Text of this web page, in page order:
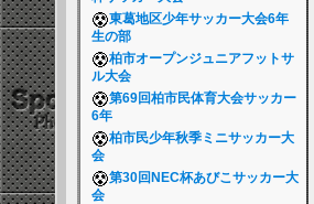
東葛地区少年サッカー大会6年
生の部
柏市オープンジュニアフットサ
ル大会
第69回柏市民体育大会サッカー
6年
柏市民少年秋季ミニサッカー大
会
第30回NEC杯あびこサッカー大
会